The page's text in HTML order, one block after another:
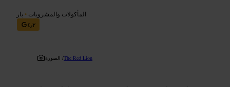
المأكولات والمشروبات • بار
٤٫٢
الصورة /The Red Lion